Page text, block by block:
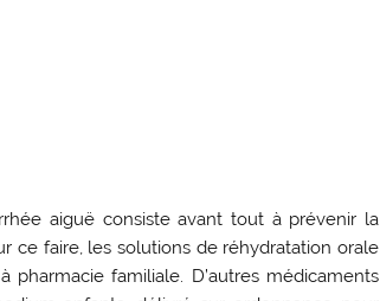
aiguë consiste avant tout à prévenir la
ce faire, les solutions de réhydratation orale
pharmacie familiale. D’autres médicaments